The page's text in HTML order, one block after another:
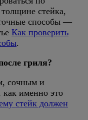
стейка,
способы —
Как проверить
.
гриля?
сочным и
именно это
стейк должен